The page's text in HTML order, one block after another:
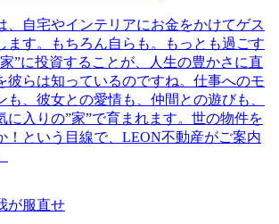
、自宅やインテリアにお金をかけてゲス
ます。もちろん自らも。もっとも過ごす
”に投資することが、人生の豊かさに直
彼らは知っているのですね。仕事へのモ
も、彼女との愛情も、仲間との遊びも、
に入りの”家”で育まれます。世の物件を
！という目線で、LEON不動産がご案内
が服直せ